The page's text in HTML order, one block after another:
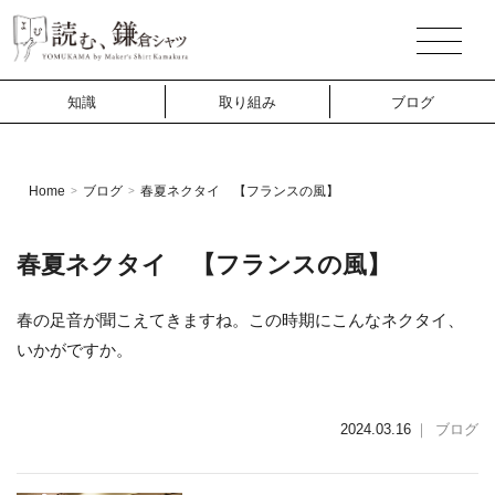
知識 取り組み ブログ
Home > ブログ > 春夏ネクタイ 【フランスの風】
春夏ネクタイ 【フランスの風】
春の足音が聞こえてきますね。この時期にこんなネクタイ、
いかがですか。
2024.03.16 ｜ ブログ